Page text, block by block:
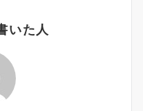
いた人